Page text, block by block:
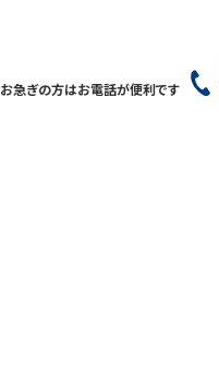
お急ぎの方はお電話が便利です